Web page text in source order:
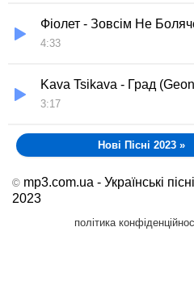
Фіолет - Зовсім Не
4:33
Kava Tsikava - Град
3:17
Нові Пісні 2023 »
© mp3.com.ua - Українські
2023
політика